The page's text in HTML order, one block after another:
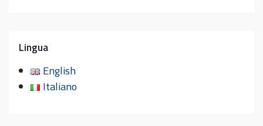
Lingua
English
Italiano